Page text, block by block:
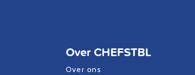
Over CHEFSTBL
Over ons